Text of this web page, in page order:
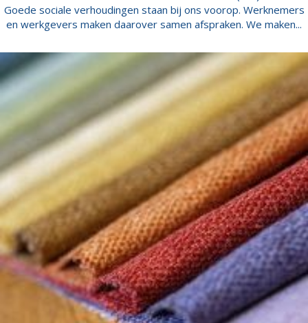
Goede sociale verhoudingen staan bij ons voorop. Werknemers
en werkgevers maken daarover samen afspraken. We maken...